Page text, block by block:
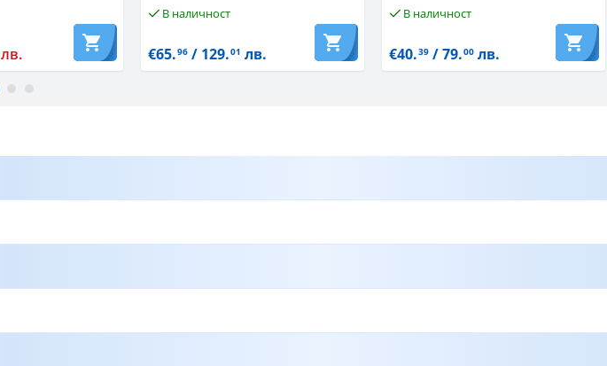
лв.
В наличност
€65.96 / 129.01 лв.
В наличност
€40.39 / 79.00 лв.